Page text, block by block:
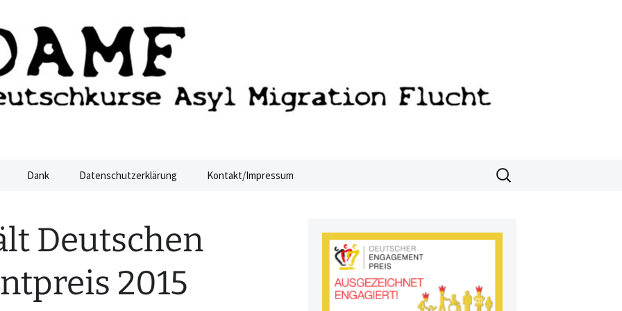
Dresden
Dank Datenschutzerklärung Kontakt/Impressum
Suchen
nach:
Deutschen
2015